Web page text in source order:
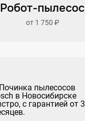
Робот-пылесос
от 1 750 ₽